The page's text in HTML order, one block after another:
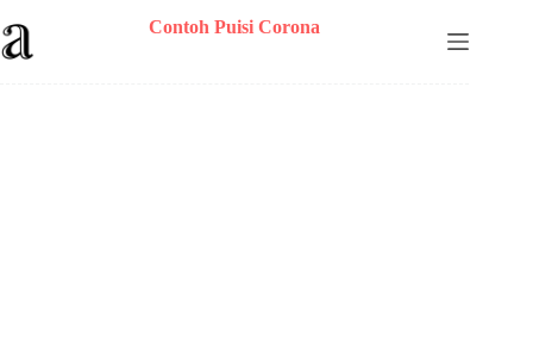
to
content
Contoh Puisi Corona